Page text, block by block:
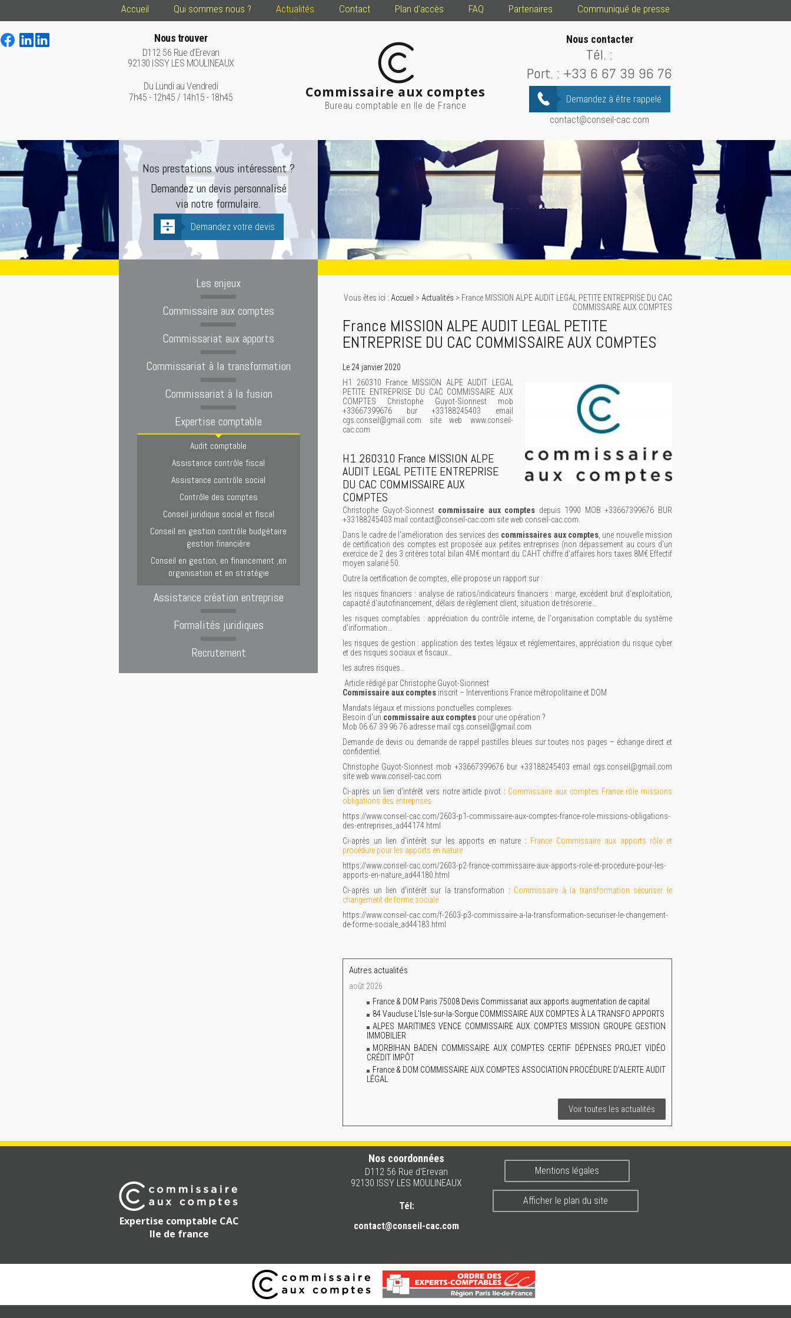
Accueil Qui sommes nous ? Actualités Contact Plan d'accès FAQ Partenaires Communiqué de presse
Commissaire aux comptes
Bureau comptable en Ile de France
Nous trouver
D112 56 Rue d'Erevan
92130 ISSY LES MOULINEAUX
Du Lundi au Vendredi
7h45 - 12h45 / 14h15 - 18h45
Nous contacter
Tél. :
Port. : +33 6 67 39 96 76
Demandez à être rappelé
contact@conseil-cac.com
Nos prestations vous intéressent ?
Demandez un devis personnalisé
via notre formulaire.
Demandez votre devis
Vous êtes ici : Accueil > Actualités > France MISSION ALPE AUDIT LEGAL PETITE ENTREPRISE DU CAC
COMMISSAIRE AUX COMPTES
France MISSION ALPE AUDIT LEGAL PETITE
ENTREPRISE DU CAC COMMISSAIRE AUX COMPTES
Le 24 janvier 2020
H1 260310 France MISSION ALPE AUDIT LEGAL
PETITE ENTREPRISE DU CAC COMMISSAIRE AUX
COMPTES Christophe Guyot-Sionnest mob
+33667399676 bur +33188245403 email
cgs.conseil@gmail.com site web www.conseil-
cac.com
H1 260310 France MISSION ALPE
AUDIT LEGAL PETITE ENTREPRISE
DU CAC COMMISSAIRE AUX
COMPTES
Christophe Guyot-Sionnest commissaire aux comptes depuis 1990 MOB +33667399676 BUR
+33188245403 mail contact@conseil-cac.com site web conseil-cac.com.
Dans le cadre de l'amélioration des services des commissaires aux comptes , une nouvelle mission
de certification des comptes est proposée aux petites entreprises (non dépassement au cours d'un
exercice de 2 des 3 critères total bilan 4M€ montant du CAHT chiffre d'affaires hors taxes 8M€ Effectif
moyen salarié 50.
Outre la certification de comptes, elle propose un rapport sur :
les risques financiers : analyse de ratios/indicateurs financiers : marge, excédent brut d'exploitation,
capacité d'autofinancement, délais de règlement client, situation de trésorerie…
les risques comptables : appréciation du contrôle interne, de l'organisation comptable du système
d'information…
les risques de gestion : application des textes légaux et réglementaires, appréciation du risque cyber
et des risques sociaux et fiscaux…
les autres risques…
Article rédigé par Christophe Guyot-Sionnest
Commissaire aux comptes inscrit – Interventions France métropolitaine et DOM
Mandats légaux et missions ponctuelles complexes
Besoin d’un commissaire aux comptes pour une opération ?
Mob 06 67 39 96 76 adresse mail cgs.conseil@gmail.com
Demande de devis ou demande de rappel pastilles bleues sur toutes nos pages – échange direct et
confidentiel.
Christophe Guyot-Sionnest mob +33667399676 bur +33188245403 email cgs.conseil@gmail.com
site web www.conseil-cac.com
Ci-après un lien d'intérêt vers notre article pivot : Commissaire aux comptes France rôle missions
obligations des entreprises
https://www.conseil-cac.com/2603-p1-commissaire-aux-comptes-france-role-missions-obligations-
des-entreprises_ad44174.html
Ci-après un lien d'intérêt sur les apports en nature : France Commissaire aux apports rôle et
procédure pour les apports en nature
https://www.conseil-cac.com/2603-p2-france-commissaire-aux-apports-role-et-procedure-pour-les-
apports-en-nature_ad44180.html
Ci-après un lien d'intérêt sur la transformation : Commissaire à la transformation sécuriser le
changement de forme sociale
https://www.conseil-cac.com/f-2603-p3-commissaire-a-la-transformation-securiser-le-changement-
de-forme-sociale_ad44183.html
Autres actualités
août 2026
France & DOM Paris 75008 Devis Commissariat aux apports augmentation de capital
84 Vaucluse L'Isle-sur-la-Sorgue COMMISSAIRE AUX COMPTES À LA TRANSFO APPORTS
ALPES MARITIMES VENCE COMMISSAIRE AUX COMPTES MISSION GROUPE GESTION
IMMOBILIER
MORBIHAN BADEN COMMISSAIRE AUX COMPTES CERTIF DÉPENSES PROJET VIDÉO
CRÉDIT IMPÔT
France & DOM COMMISSAIRE AUX COMPTES ASSOCIATION PROCÉDURE D'ALERTE AUDIT
LÉGAL
Voir toutes les actualités
Les enjeux
Commissaire aux comptes
Commissariat aux apports
Commissariat à la transformation
Commissariat à la fusion
Expertise comptable
Audit comptable
Assistance contrôle fiscal
Assistance contrôle social
Contrôle des comptes
Conseil juridique social et fiscal
Conseil en gestion contrôle budgétaire
gestion financière
Conseil en gestion, en financement ,en
organisation et en stratégie
Assistance création entreprise
Formalités juridiques
Recrutement
Expertise comptable CAC
Ile de france
Nos coordonnées
D112 56 Rue d'Erevan
92130 ISSY LES MOULINEAUX
Tél:
contact@conseil-cac.com
Mentions légales
Afficher le plan du site